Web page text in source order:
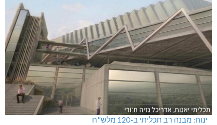
ינוח: מבנה רב תכליתי ב-120 מלש"ח